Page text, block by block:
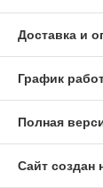
Доставка и
График
Полная
Сайт создан